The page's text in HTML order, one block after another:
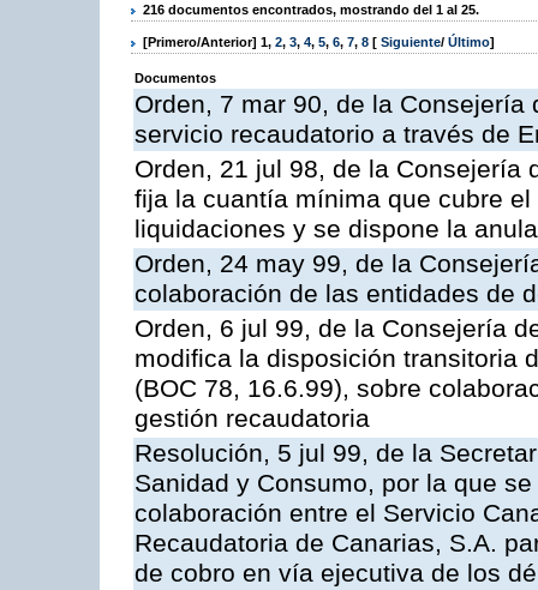
216 documentos encontrados, mostrando del 1 al 25.
[Primero/Anterior] 1, 2, 3, 4, 5, 6, 7, 8 [ Siguiente/ Último]
Documentos
Orden, 7 mar 90, de la
servicio recaudatorio a través de
Orden, 21 jul 98, de la Consejería
fija la cuantía mínima que cubre
liquidaciones y se dispone la
Orden, 24 may 99, de la
colaboración de las entidades de
Orden, 6 jul 99, de la Consejería
modifica la disposición transitoria
(BOC 78, 16.6.99), sobre
gestión recaudatoria
Resolución, 5 jul 99, de la
Sanidad y Consumo, por la que
colaboración entre el Servicio
Recaudatoria de Canarias, S.A.
de cobro en vía ejecutiva de los